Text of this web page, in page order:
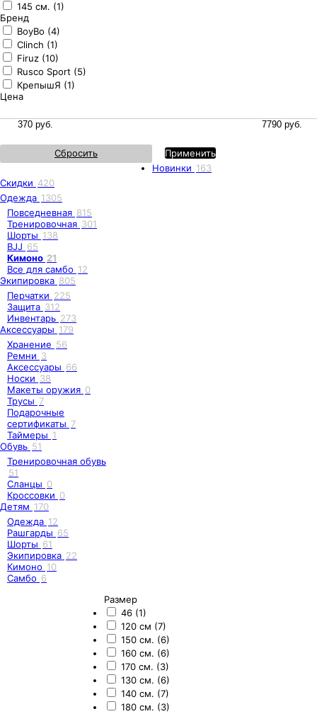
145 см. (1)
Бренд
BoyBo (4)
Clinch (1)
Firuz (10)
Rusco Sport (5)
КрепышЯ (1)
Цена
Сбросить
Применить
Новинки 163
Скидки 420
Одежда 1305
Повседневная 815
Тренировочная 301
Шорты 138
BJJ 65
Кимоно 21
Все для самбо 12
Экипировка 805
Перчатки 225
Защита 312
Инвентарь 273
Аксессуары 179
Хранение 56
Ремни 3
Аксессуары 66
Носки 38
Макеты оружия 0
Трусы 7
Подарочные
сертификаты 7
Таймеры 1
Обувь 51
Тренировочная обувь
51
Сланцы 0
Кроссовки 0
Детям 170
Одежда 12
Рашгарды 65
Шорты 61
Экипировка 22
Кимоно 10
Самбо 6
Размер
46 (1)
120 см (7)
150 см. (6)
160 см. (6)
170 см. (3)
130 см. (6)
140 см. (7)
180 см. (3)